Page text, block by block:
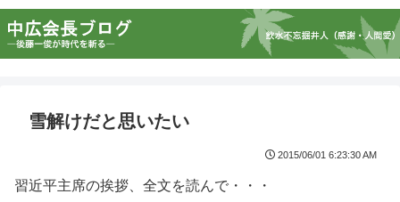
雪解けだと思いたい
2015/06/01 6:23:30 AM
習近平主席の挨拶、全文を読んで・・・